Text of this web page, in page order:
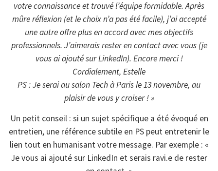
votre connaissance et trouvé l’équipe formidable. Après
mûre réflexion (et le choix n’a pas été facile), j’ai accepté
une autre offre plus en accord avec mes objectifs
professionnels. J’aimerais rester en contact avec vous (je
vous ai ajouté sur LinkedIn). Encore merci !
Cordialement, Estelle
PS : Je serai au salon Tech à Paris le 13 novembre, au
plaisir de vous y croiser ! »
Un petit conseil : si un sujet spécifique a été évoqué en
entretien, une référence subtile en PS peut entretenir le
lien tout en humanisant votre message. Par exemple : «
Je vous ai ajouté sur LinkedIn et serais ravi.e de rester